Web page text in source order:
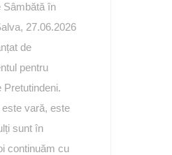
Sâmbătă în
27.06.2026
de
pentru
Pretutindeni.
vară, este
sunt în
continuăm cu